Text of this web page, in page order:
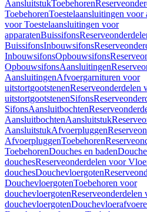
AansluitstukToebehoren
ToebehorenToestelaansluitingen voor
voor Toestelaansluitingen voor
apparatenBuissifons
BuissifonsInbouwsifons
InbouwsifonsOpbouwsifons
OpbouwsifonsAansluitingen
AansluitingenAfvoergarnituren voor
uitstortgootstenenReserveonderdelen
uitstortgootstenenSifons
SifonsAansluitbochten
AansluitbochtenAansluitstuk
AansluitstukAfvoerpluggen
AfvoerpluggenToebehoren
ToebehorenDouches en badenDouche
douchesReserveonderdelen voor
douchesDouchevloergoten
DouchevloergotenToebehoren voor
douchevloergotenReserveonderdelen
douchevloergoten